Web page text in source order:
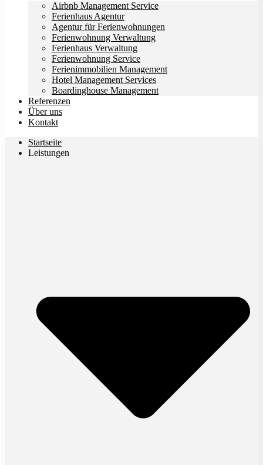
Airbnb Management Service
Ferienhaus Agentur
Agentur für Ferienwohnungen
Ferienwohnung Verwaltung
Ferienhaus Verwaltung
Ferienwohnung Service
Ferienimmobilien Management
Hotel Management Services
Boardinghouse Management
Referenzen
Über uns
Kontakt
Startseite
Leistungen